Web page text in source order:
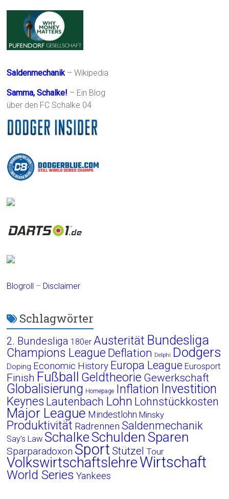
Saldenmechanik– Wikipedia
Samma, Schalke! – Ein Blog
über den FC Schalke 04
Blogroll – Disclaimer
Schlagwörter
2. Bundesliga 180er Austerität Bundesliga
Champions League Deflation Delphi Dodgers
Doping Economic History Europa League Eurosport
Finish Fußball Geldtheorie Gewerkschaft
Globalisierung Homepage Inflation Investition
Keynes Lautenbach Lohn Lohnstückkosten
Major League Mindestlohn Minsky
Produktivität Radrennen Saldenmechanik
Say's Law Schalke Schulden Sparen
Sparparadoxon Sport Stützel Tour
VolkswirtschaftslehreWirtschaft
World Series Yankees